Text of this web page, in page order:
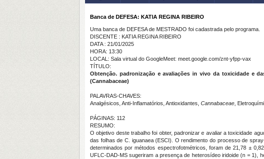
Banca de DEFESA: KATIA REGINA RIBEIRO
Uma banca de DEFESA de MESTRADO foi cadastrada pelo programa.
DISCENTE : KATIA REGINA RIBEIRO
DATA : 21/01/2025
HORA: 13:30
LOCAL: Sala virtual do GoogleMeet: meet.google.com/znt-yfpp-vax
TÍTULO:
Obtenção. padronização e avaliações in vivo da toxicidade e
(Cannabaceae)
PALAVRAS-CHAVES:
Analgésicos, Anti-Inflamatórios, Antioxidantes, Cannabaceae ,
PÁGINAS: 112
RESUMO:
O objetivo deste trabalho foi obter, padronizar e avaliar a toxicidade
das folhas de C. iguanaea (ESCI). O rendimento do processo de
determinados por métodos espectrofotmétricos, foram de 21,78 ±
UFLC-DAD-MS sugeriram a presença de heterosídeo iridoide (n = 1),